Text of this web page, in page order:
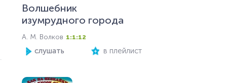
Волшебник
изумрудного города
А. М. Волков 1:1:12
слушать в плейлист